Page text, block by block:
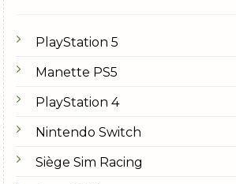
PlayStation 5
Manette PS5
PlayStation 4
Nintendo Switch
Siège Sim Racing